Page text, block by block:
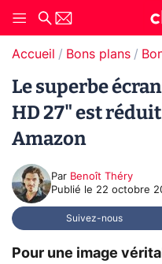
Accueil Bons plans
Le superbe
HD 27" est
Amazon
Par Benoît Théry
Publié le 22 octobre
Suivez-nous
Pour une image